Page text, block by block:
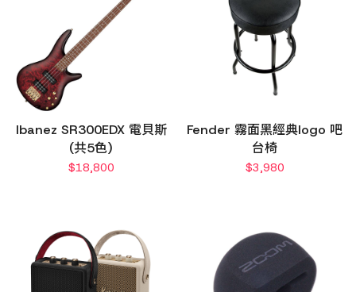
Ibanez SR300EDX 電貝斯
(共5色)
$18,800
Fender 霧面黑經典logo 吧
台椅
$3,980